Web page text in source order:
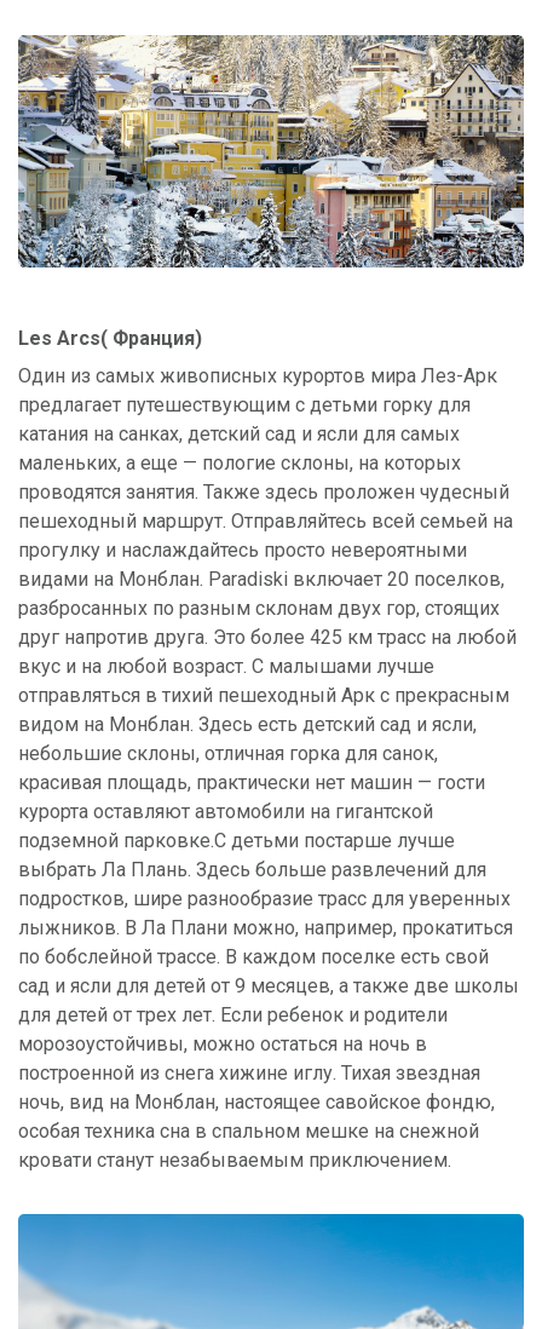
Les Arcs( Франция)
Один из самых живописных курортов мира Лез-Арк
предлагает путешествующим с детьми горку для
катания на санках, детский сад и ясли для самых
маленьких, а еще — пологие склоны, на которых
проводятся занятия. Также здесь проложен чудесный
пешеходный маршрут. Отправляйтесь всей семьей на
прогулку и наслаждайтесь просто невероятными
видами на Монблан. Paradiski включает 20 поселков,
разбросанных по разным склонам двух гор, стоящих
друг напротив друга. Это более 425 км трасс на любой
вкус и на любой возраст. С малышами лучше
отправляться в тихий пешеходный Арк с прекрасным
видом на Монблан. Здесь есть детский сад и ясли,
небольшие склоны, отличная горка для санок,
красивая площадь, практически нет машин — гости
курорта оставляют автомобили на гигантской
подземной парковке.С детьми постарше лучше
выбрать Ла Плань. Здесь больше развлечений для
подростков, шире разнообразие трасс для уверенных
лыжников. В Ла Плани можно, например, прокатиться
по бобслейной трассе. В каждом поселке есть свой
сад и ясли для детей от 9 месяцев, а также две школы
для детей от трех лет. Если ребенок и родители
морозоустойчивы, можно остаться на ночь в
построенной из снега хижине иглу. Тихая звездная
ночь, вид на Монблан, настоящее савойское фондю,
особая техника сна в спальном мешке на снежной
кровати станут незабываемым приключением.